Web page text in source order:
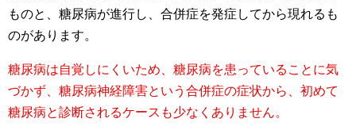
ものと、糖尿病が進行し、合併症を発症してから現れるも
のがあります。
糖尿病は自覚しにくいため、糖尿病を患っていることに気
づかず、糖尿病神経障害という合併症の症状から、初めて
糖尿病と診断されるケースも少なくありません。